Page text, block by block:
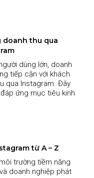
doanh thu qua
dùng lớn, doanh
tiếp cận với khách
qua Instagram. Đây
ứng mục tiêu kinh
từ A – Z
trường tiềm năng
doanh nghiệp phát